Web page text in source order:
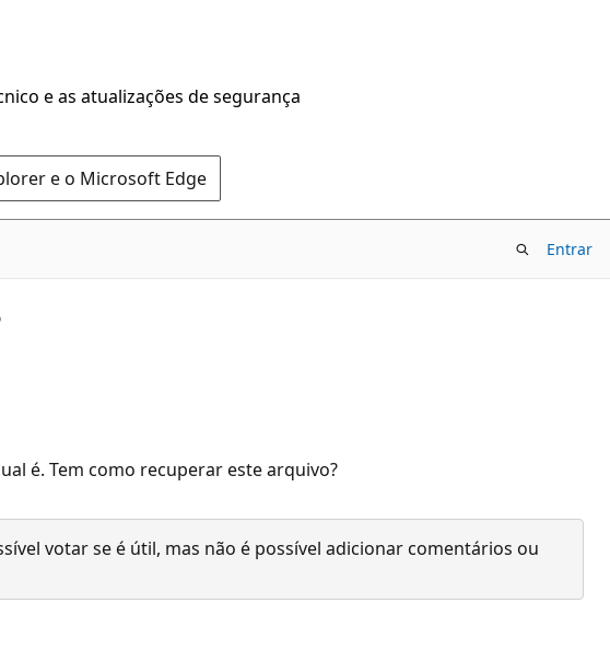
e as atualizações de segurança
e o Microsoft Edge
Entrar
é. Tem como recuperar este arquivo?
votar se é útil, mas não é possível adicionar comentários ou